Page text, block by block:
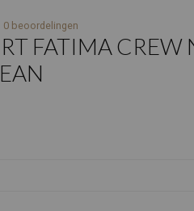
0 beoordelingen
FATIMA CREW